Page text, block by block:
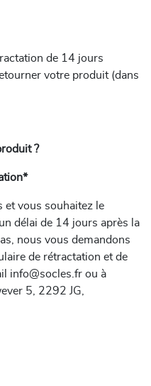
de 14 jours
votre produit (dans
?
et vous souhaitez le
délai de 14 jours après la
nous vous demandons
de rétractation et de
info@socles.fr ou à
5, 2292 JG,